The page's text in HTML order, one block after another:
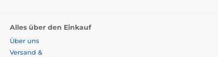
Alles über den Einkauf
Über uns
Versand &